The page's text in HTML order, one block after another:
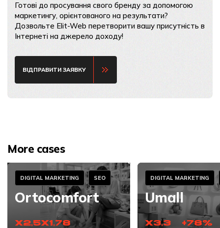
Готові до просування свого бренду за допомогою
маркетингу, орієнтованого на результати?
Дозвольте Elit-Web перетворити вашу присутність в
Інтернеті на джерело доходу!
ВІДПРАВИТИ ЗАЯВКУ
More cases
DIGITAL MARKETING SEO
Ortocomfort
x2,5x1,78
DIGITAL MARKETING
Umall
x3,3 +78%